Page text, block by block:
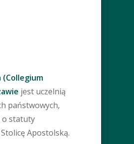
(Collegium
jest uczelnią
państwowych,
o statuty
Apostolską.